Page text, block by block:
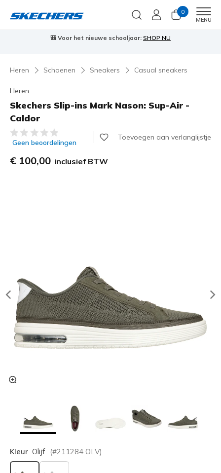
0
MENU
SHOP NU ⭐Skechers VIP:45 dagen
Heren Schoenen Sneakers Casual sneakers
Heren
Skechers Slip-ins Mark Nason: Sup-Air -
Caldor
3,7 van de 5 klantbeoordelingen
Geen beoordelingen
Toevoegen aan verlanglijstje
€ 100,00 inclusief BTW
Kleur Olijf (#211284 OLV)